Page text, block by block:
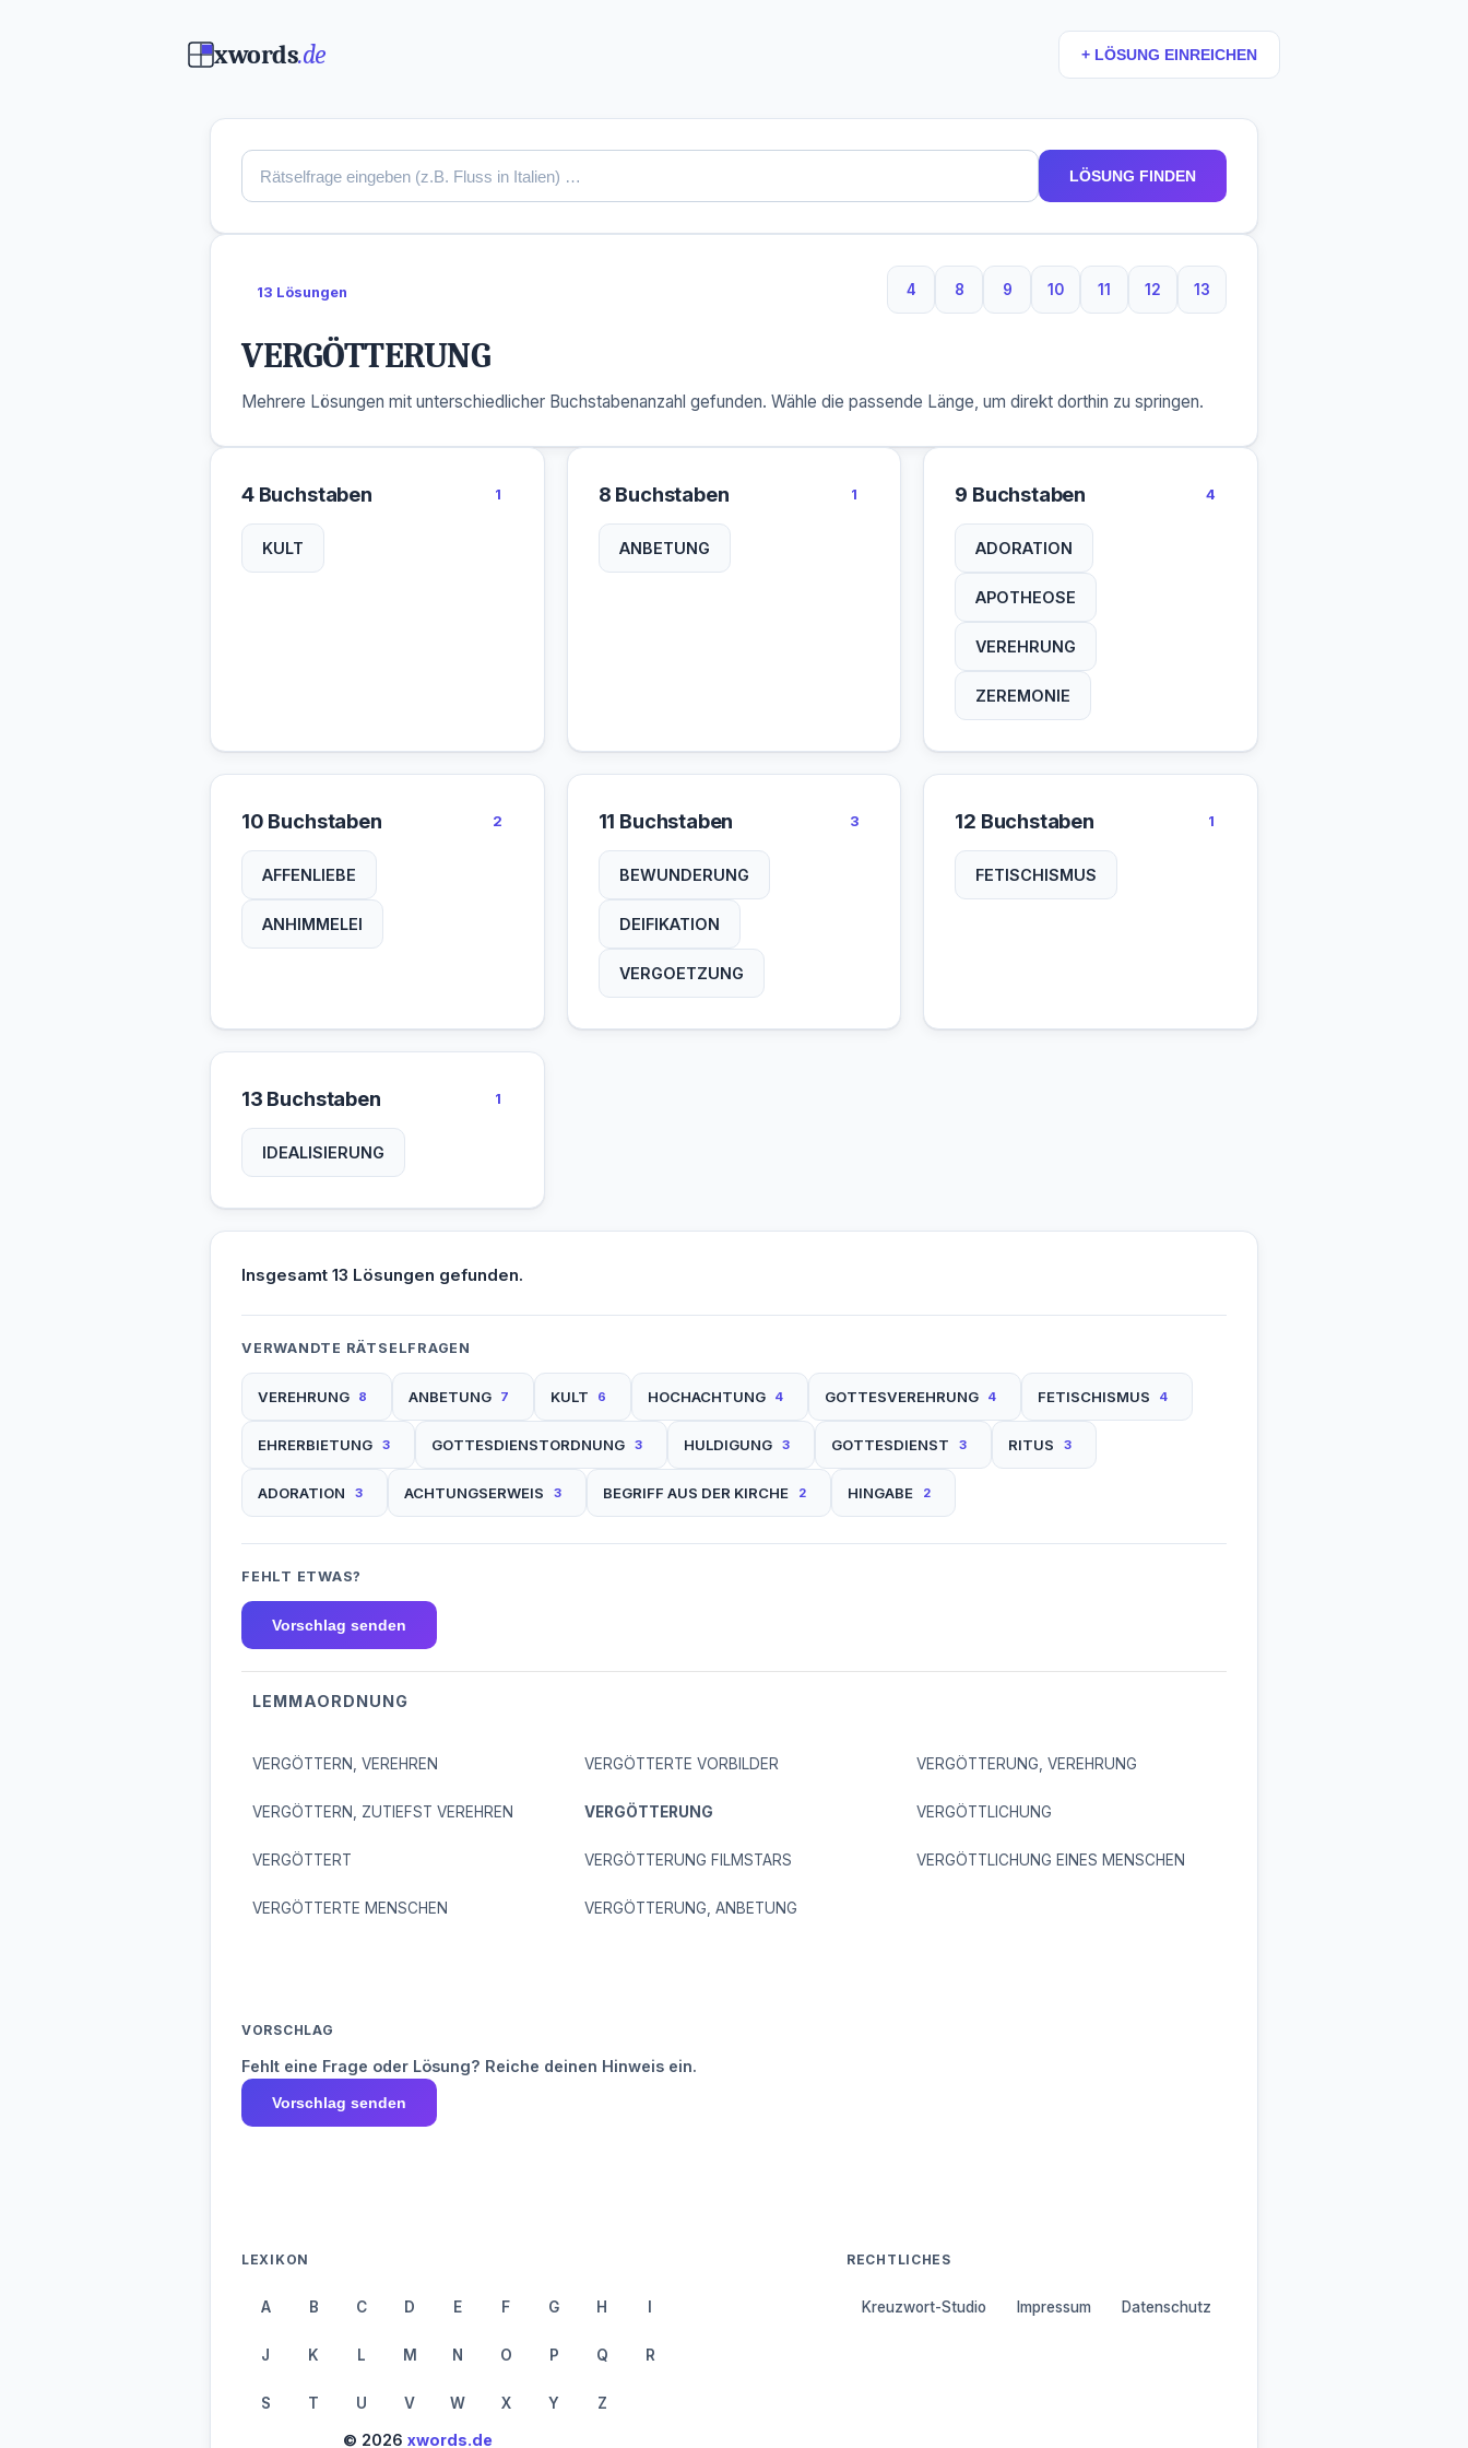
xwords.de + LÖSUNG EINREICHEN
LÖSUNG FINDEN
13 Lösungen 4
4 Buchstaben
8
8 Buchstaben
9
9 Buchstaben
10
10 Buchstaben
11
11 Buchstaben
12
12 Buchstaben
13
13 Buchstaben
VERGÖTTERUNG
Mehrere Lösungen mit unterschiedlicher Buchstabenanzahl gefunden. Wähle die passende Länge, um direkt dorthin zu springen.
4 Buchstaben 1
KULT
8 Buchstaben 1
ANBETUNG
9 Buchstaben 4
ADORATION
APOTHEOSE
VEREHRUNG
ZEREMONIE
10 Buchstaben 2
AFFENLIEBE
ANHIMMELEI
11 Buchstaben 3
BEWUNDERUNG
DEIFIKATION
VERGOETZUNG
12 Buchstaben 1
FETISCHISMUS
13 Buchstaben 1
IDEALISIERUNG
Insgesamt 13 Lösungen gefunden.
VERWANDTE RÄTSELFRAGEN
VEREHRUNG 8 ANBETUNG 7 KULT 6 HOCHACHTUNG 4 GOTTESVEREHRUNG 4 FETISCHISMUS 4
EHRERBIETUNG 3 GOTTESDIENSTORDNUNG 3 HULDIGUNG 3 GOTTESDIENST 3 RITUS 3
ADORATION 3 ACHTUNGSERWEIS 3 BEGRIFF AUS DER KIRCHE 2 HINGABE 2
FEHLT ETWAS?
Vorschlag senden
LEMMAORDNUNG
VERGÖTTERN, VEREHREN
VERGÖTTERN, ZUTIEFST VEREHREN
VERGÖTTERT
VERGÖTTERTE MENSCHEN
VERGÖTTERTE VORBILDER
VERGÖTTERUNG
VERGÖTTERUNG FILMSTARS
VERGÖTTERUNG, ANBETUNG
VERGÖTTERUNG, VEREHRUNG
VERGÖTTLICHUNG
VERGÖTTLICHUNG EINES MENSCHEN
VORSCHLAG
Fehlt eine Frage oder Lösung? Reiche deinen Hinweis ein.
Vorschlag senden
LEXIKON
A B C D E F G H I
J K L M N O P Q R
S T U V W X Y Z
RECHTLICHES
Kreuzwort-Studio Impressum Datenschutz
© 2026 xwords.de